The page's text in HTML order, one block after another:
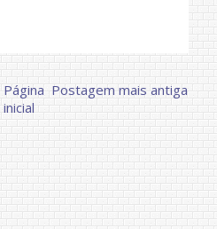
Postagem mais antiga
Página
inicial